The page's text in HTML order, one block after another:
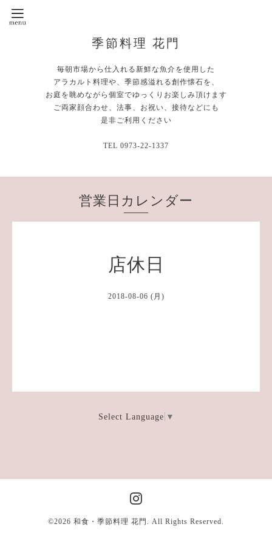
季節料理 花門
毎朝市場から仕入れる新鮮な魚介を使用した
アラカルト料理や、季節感溢れる創作懐石を、
お庭を眺めながら個室でゆっくりお楽しみ頂けます
ご両家顔合わせ、法事、お祝い、接待などにも
是非ご利用ください
TEL 0973-22-1337
営業日カレンダー
店休日
2018-08-06 (月)
Select Language ▼
©2026 和食・季節料理 花門 . All Rights Reserved.